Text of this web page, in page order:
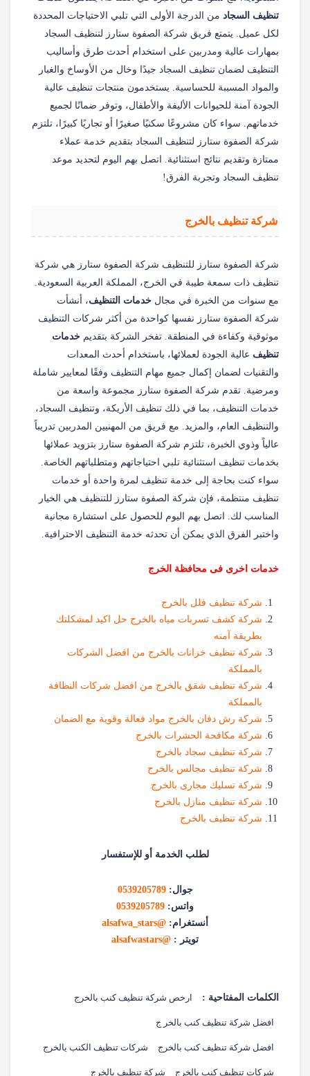
تنظيف السجاد من الدرجة الأولى التي تلبي الاحتياجات المحددة
لكل عميل. يتمتع فريق شركة الصفوة ستارز لتنظيف السجاد
بمهارات عالية ومدربين على استخدام أحدث طرق وأساليب
التنظيف لضمان تنظيف السجاد جيدًا وخال من الأوساخ والغبار
والمواد المسببة للحساسية. يستخدمون منتجات تنظيف عالية
الجودة آمنة للحيوانات الأليفة والأطفال، وتوفر ضمانًا لجميع
خدماتهم. سواء كان مشروعًا سكنيًا صغيرًا أو تجاريًا كبيرًا، تلتزم
شركة الصفوة ستارز لتنظيف السجاد بتقديم خدمة عملاء
ممتازة وتقديم نتائج استثنائية. اتصل بهم اليوم لتحديد موعد
تنظيف السجاد وتجربة الفرق!
شركة تنظيف بالخرج
شركة الصفوة ستارز للتنظيف شركة الصفوة ستارز هي شركة
تنظيف ذات سمعة طيبة في الخرج، المملكة العربية السعودية.
مع سنوات من الخبرة في مجال خدمات التنظيف، أنشأت
شركة الصفوة ستارز نفسها كواحدة من أكثر شركات التنظيف
موثوقية وكفاءة في المنطقة. تفخر الشركة بتقديم خدمات
تنظيف عالية الجودة لعملائها، باستخدام أحدث المعدات
والتقنيات لضمان إكمال جميع مهام التنظيف وفقًا لمعايير شاملة
ومرضية. تقدم شركة الصفوة ستارز مجموعة واسعة من
خدمات التنظيف، بما في ذلك تنظيف الأريكة، وتنظيف السجاد،
والتنظيف العام، والمزيد. مع فريق من المهنيين المدربين تدريباً
عالياً وذوي الخبرة، تلتزم شركة الصفوة ستارز بتزويد عملائها
بخدمات تنظيف استثنائية تلبي احتياجاتهم ومتطلباتهم الخاصة.
سواء كنت بحاجة إلى خدمة تنظيف لمرة واحدة أو خدمات
تنظيف منتظمة، فإن شركة الصفوة ستارز للتنظيف هي الخيار
المناسب لك. اتصل بهم اليوم للحصول على استشارة مجانية
واختبر الفرق الذي يمكن أن تحدثه خدمة التنظيف الاحترافية.
خدمات اخرى فى محافظة الخرج
شركة تنظيف فلل بالخرج
شركة كشف تسربات مياه بالخرج حل اكيد لمشكلتك
بطريقة آمنه
شركة تنظيف خزانات بالخرج من افضل الشركات
بالمملكة
شركة تنظيف شقق بالخرج من افضل شركات النظافة
بالمملكة
شركة رش دفان بالخرج مواد فعالة وقوية مع الضمان
شركة مكافحة الحشرات بالخرج
شركة تنظيف سجاد بالخرج
شركة تنظيف مجالس بالخرج
شركة تسليك مجارى بالخرج
شركة تنظيف منازل بالخرج
شركة تنظيف بالخرج
لطلب الخدمة أو للإستفسار
جوال:0539205789
واتس: 0539205789
أنستغرام: @alsafwa_stars
تويتر : @alsafwastars
الكلمات المفتاحية : ارخص شركة تنظيف كنب بالخرج
افضل شركة تنظيف كنب بالخر ج
افضل شركة تنظيف كنب بالخرج شركات تنظيف الكنب يالخرج
شركات تنظيف كنب بالخرج شركة تنظيف بالخرج